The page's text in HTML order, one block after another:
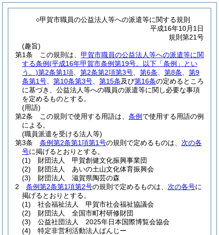
○甲賀市職員の公益法人等への派遣等に関する規則
平成16年10月1日
規則第21号
(趣旨)
第1条
この規則は、 甲賀市職員の公益法人等への派遣等に関
する条例(平成16年甲賀市条例第19号。以下「条例」とい
う。)第2条第1項 第2条第2項第3号 第6条 第8条
第9
条第1号
第10条第3号 第15条及び第16条の定めるところ
に基づき、公益法人等への職員の派遣等に関し必要な事項
を定めるものとする。
(用語)
第2条
この規則で使用する用語は、 条例 で使用する用語の例
による。
(職員派遣を受ける法人等)
第3条
条例第2条第1項第1号の規則で定めるものは、 次の各
号に掲げるとおりとする。
(1)
財団法人 甲賀創健文化振興事業団
(2)
財団法人 あいの土山文化体育振興会
(3)
財団法人 滋賀県陶芸の森
2
条例第2条第1項第2号の規則で定めるものは、 次の各号に
掲げるとおりとする。
(1)
社会福祉法人 甲賀市社会福祉協議会
(2)
財団法人 全国市町村研修財団
(3)
公益社団法人 2025年日本国際博覧会協会
(4)
特定非営利活動法人ぱんじー